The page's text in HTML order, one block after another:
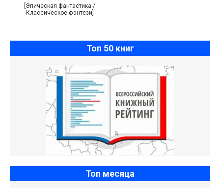
[Эпическая фантастика /
Классическое фэнтези]
Топ 50 книг
Топ месяца